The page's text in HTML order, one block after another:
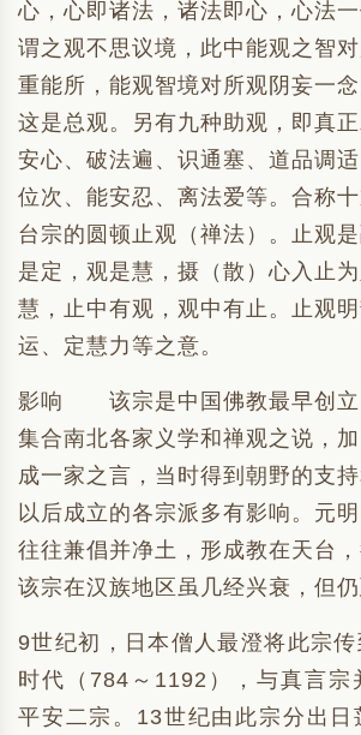
心，心即诸法，诸法即心，心法一
谓之观不思议境，此中能观之智
重能所，能观智境对所观阴妄一念
这是总观。另有九种助观，即真
安心、破法遍、识通塞、道品调
位次、能安忍、离法爱等。合称
台宗的圆顿止观（禅法）。止观
是定，观是慧，摄（散）心入止
慧，止中有观，观中有止。止观
运、定慧力等之意。
影响 该宗是中国佛教最早创立
集合南北各家义学和禅观之说，
成一家之言，当时得到朝野的支
以后成立的各宗派多有影响。元
往往兼倡并净土，形成教在天台，
该宗在汉族地区虽几经兴衰，但仍
9世纪初，日本僧人最澄将此宗
时代（784～1192），与真言宗
平安二宗。13世纪由此宗分出日